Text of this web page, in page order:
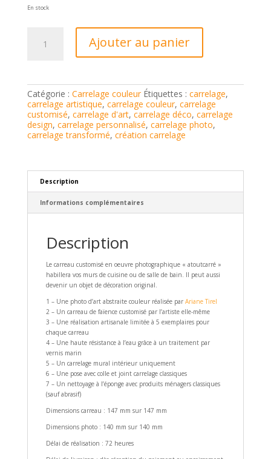
En stock
Ajouter au panier
Catégorie : Carrelage couleur Étiquettes : carrelage,
carrelage artistique, carrelage couleur, carrelage
customisé, carrelage d'art, carrelage déco, carrelage
design, carrelage personnalisé, carrelage photo,
carrelage transformé, création carrelage
Description
Informations complémentaires
Description
Le carreau customisé en oeuvre photographique « atoutcarré »
habillera vos murs de cuisine ou de salle de bain. Il peut aussi
devenir un objet de décoration original.
1 – Une photo d’art abstraite couleur réalisée par Ariane Tirel
2 – Un carreau de faïence customisé par l’artiste elle-même
3 – Une réalisation artisanale limitée à 5 exemplaires pour
chaque carreau
4 – Une haute résistance à l’eau grâce à un traitement par
vernis marin
5 – Un carrelage mural intérieur uniquement
6 – Une pose avec colle et joint carrelage classiques
7 – Un nettoyage à l’éponge avec produits ménagers classiques
(sauf abrasif)
Dimensions carreau : 147 mm sur 147 mm
Dimensions photo : 140 mm sur 140 mm
Délai de réalisation : 72 heures